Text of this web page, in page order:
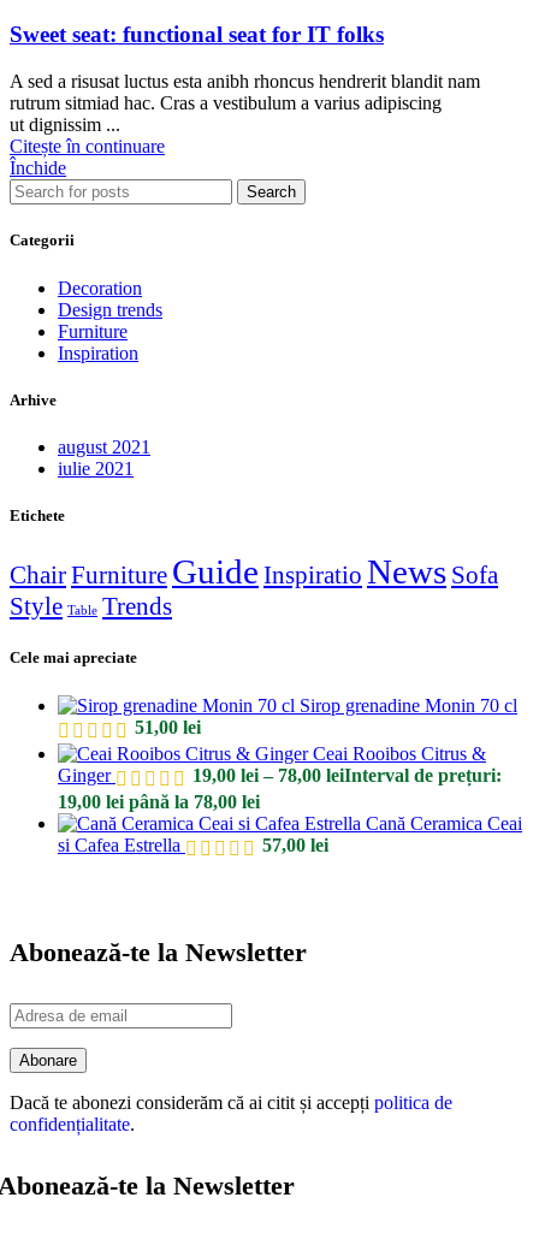
Sweet seat: functional seat for IT folks
A sed a risusat luctus esta anibh rhoncus hendrerit blandit nam
rutrum sitmiad hac. Cras a vestibulum a varius adipiscing
ut dignissim ...
Citește în continuare
Închide
Search
Categorii
Decoration
Design trends
Furniture
Inspiration
Arhive
august 2021
iulie 2021
Etichete
ChairFurniture Guide Inspiratio News Sofa
Style Table Trends
Cele mai apreciate
Sirop grenadine Monin 70 cl
51,00 lei
Ceai Rooibos Citrus &
Ginger
19,00 lei – 78,00 leiInterval de prețuri:
19,00 lei până la 78,00 lei
Cană Ceramica Ceai
si Cafea Estrella
57,00 lei
Abonează-te la Newsletter
Dacă te abonezi considerăm că ai citit și accepți politica de
confidențialitate.
te la Newsletter